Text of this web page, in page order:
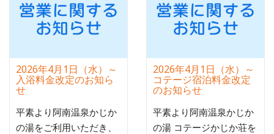
2026年4月1日（水）～
入浴料金改定のお知ら
せ
平素より阿南温泉かじか
の湯をご利用いただき、
2026年4月1日（水）～
コテージ宿泊料金改定
のお知らせ
平素より阿南温泉かじか
の湯 コテージかじか荘を